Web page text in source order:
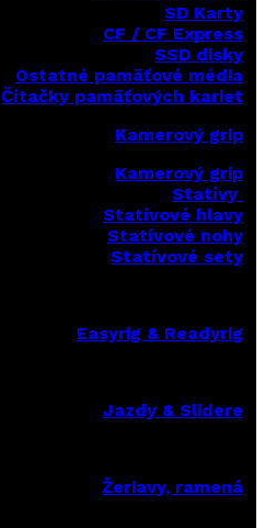
SD Karty
CF / CF Express
SSD disky
Ostatné pamäťové média
Čítačky pamäťových kariet
Kamerový grip
Kamerový grip
Statívy
Statívové hlavy
Statívové nohy
Statívové sety
Easyrig & Readyrig
Jazdy & Slidere
Žeriavy, ramená